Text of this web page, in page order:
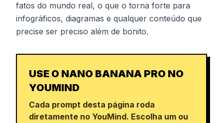
fatos do mundo real, o que o torna forte para
infográficos, diagramas e qualquer conteúdo que
precise ser preciso além de bonito.
USE O NANO BANANA PRO NO
YOUMIND
Cada prompt desta página roda
diretamente no YouMind. Escolha um ou